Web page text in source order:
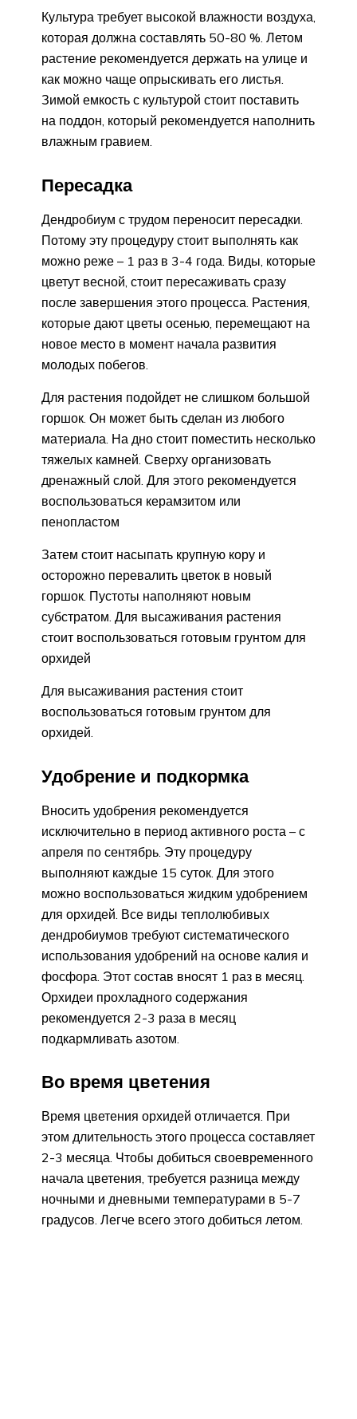
Культура требует высокой влажности воздуха,
которая должна составлять 50-80 %. Летом
растение рекомендуется держать на улице и
как можно чаще опрыскивать его листья.
Зимой емкость с культурой стоит поставить
на поддон, который рекомендуется наполнить
влажным гравием.
Пересадка
Дендробиум с трудом переносит пересадки.
Потому эту процедуру стоит выполнять как
можно реже – 1 раз в 3-4 года. Виды, которые
цветут весной, стоит пересаживать сразу
после завершения этого процесса. Растения,
которые дают цветы осенью, перемещают на
новое место в момент начала развития
молодых побегов.
Для растения подойдет не слишком большой
горшок. Он может быть сделан из любого
материала. На дно стоит поместить несколько
тяжелых камней. Сверху организовать
дренажный слой. Для этого рекомендуется
воспользоваться керамзитом или
пенопластом
Затем стоит насыпать крупную кору и
осторожно перевалить цветок в новый
горшок. Пустоты наполняют новым
субстратом. Для высаживания растения
стоит воспользоваться готовым грунтом для
орхидей
Для высаживания растения стоит
воспользоваться готовым грунтом для
орхидей.
Удобрение и подкормка
Вносить удобрения рекомендуется
исключительно в период активного роста – с
апреля по сентябрь. Эту процедуру
выполняют каждые 15 суток. Для этого
можно воспользоваться жидким удобрением
для орхидей. Все виды теплолюбивых
дендробиумов требуют систематического
использования удобрений на основе калия и
фосфора. Этот состав вносят 1 раз в месяц.
Орхидеи прохладного содержания
рекомендуется 2-3 раза в месяц
подкармливать азотом.
Во время цветения
Время цветения орхидей отличается. При
этом длительность этого процесса составляет
2-3 месяца. Чтобы добиться своевременного
начала цветения, требуется разница между
ночными и дневными температурами в 5-7
градусов. Легче всего этого добиться летом.